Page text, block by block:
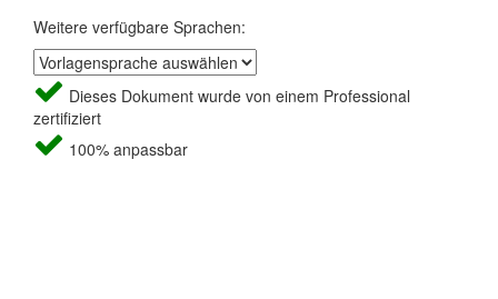
Weitere verfügbare Sprachen:
Dieses Dokument wurde von einem Professional
zertifiziert
100% anpassbar